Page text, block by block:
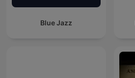
Blue Jazz